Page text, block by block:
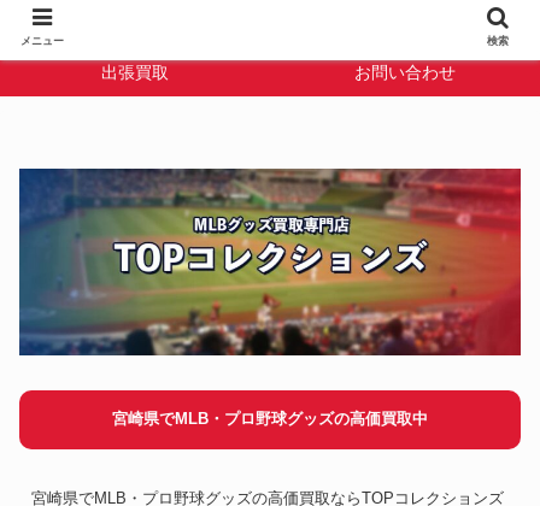
出張買取 お問い合わせ
宮崎県でMLB・プロ野球グッズの高価買取中
宮崎県でMLB・プロ野球グッズの高価買取ならTOPコレクションズ
メニュー 検索